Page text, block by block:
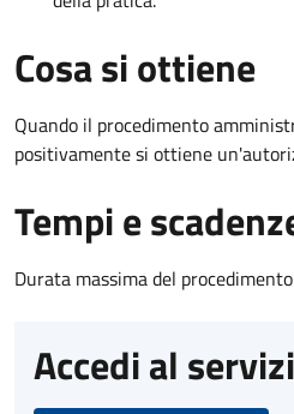
Cosa si ottiene
Quando il procedimento
positivamente si ottiene
Tempi e
Durata massima del
Accedi al